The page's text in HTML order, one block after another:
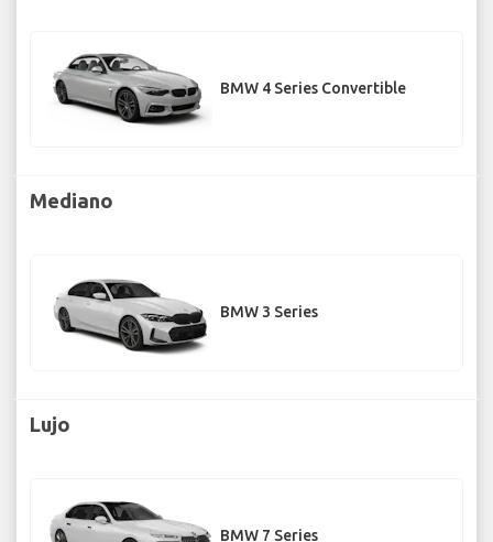
BMW 4 Series Convertible
Mediano
BMW 3 Series
Lujo
BMW 7 Series